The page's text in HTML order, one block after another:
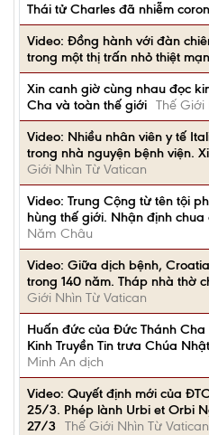
Thái tử Charles đã nhiễm
Video: Đồng hành với đàn
trong một thị trấn nhỏ thiệt
Xin canh giờ cùng nhau đọc
Cha và toàn thế giới Thế Giới
Video: Nhiều nhân viên y tế
trong nhà nguyện bệnh viện.
Giới Nhìn Từ Vatican
Video: Trung Cộng từ tên tội
hùng thế giới. Nhận định chua
Năm Châu
Video: Giữa dịch bệnh,
trong 140 năm. Tháp nhà thờ
Giới Nhìn Từ Vatican
Huấn đức của Đức Thánh
Kinh Truyền Tin trưa Chúa
Minh An dịch
Video: Quyết định mới của
25/3. Phép lành Urbi et Orbi
27/3 Thế Giới Nhìn Từ Vatican